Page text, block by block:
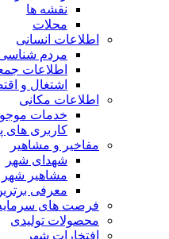
نقشه ها
محلات
اطلاعات انسانی
مردم
اطلاعات
اشتغال و
اطلاعات مکانی
خدمات
کاربری های
مفاخیر و مشاهیر
شهدای شهر
مشاهیر شهر
معرفی
فرصت های
محصولات تولیدی
افتخارات شهر